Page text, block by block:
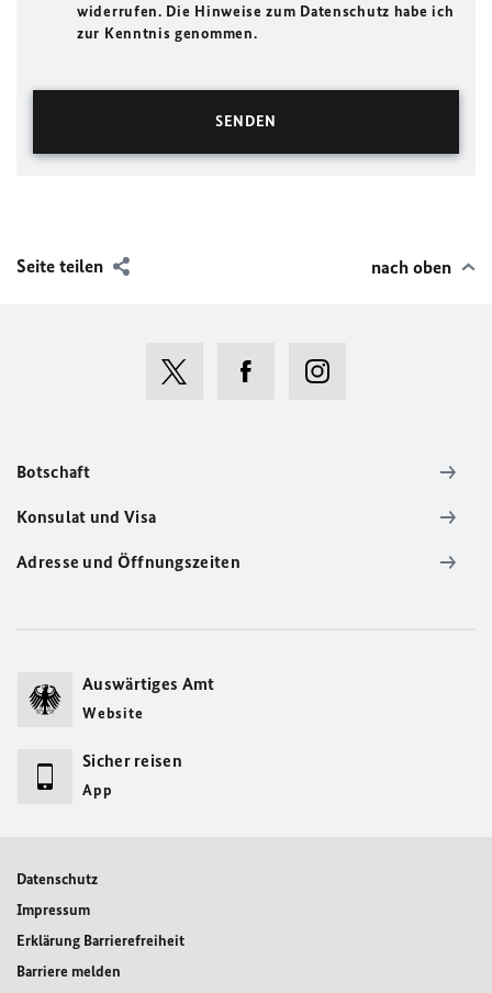
widerrufen. Die Hinweise zum Datenschutz habe ich
zur Kenntnis genommen.
Seite teilen nach oben
Botschaft
Konsulat und Visa
Adresse und Öffnungszeiten
Auswärtiges Amt
Website
Sicher reisen
App
Datenschutz
Impressum
Erklärung Barrierefreiheit
Barriere melden